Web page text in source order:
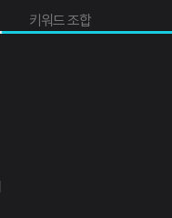
키워드 조합